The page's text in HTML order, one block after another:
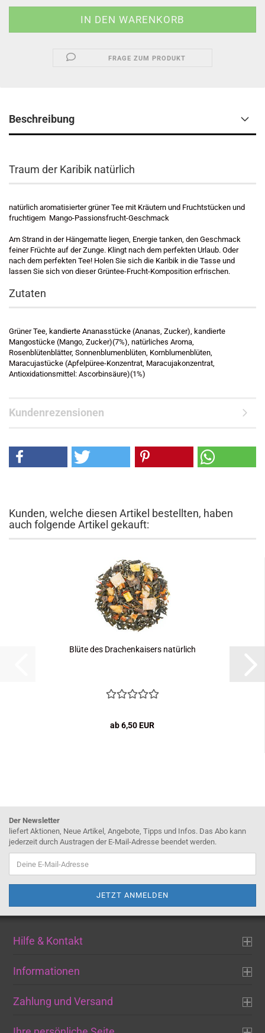
FRAGE ZUM PRODUKT
Beschreibung
Traum der Karibik natürlich
natürlich aromatisierter grüner Tee mit Kräutern und Fruchtstücken und
fruchtigem Mango-Passionsfrucht-Geschmack
Am Strand in der Hängematte liegen, Energie tanken, den Geschmack
feiner Früchte auf der Zunge. Klingt nach dem perfekten Urlaub. Oder
nach dem perfekten Tee! Holen Sie sich die Karibik in die Tasse und
lassen Sie sich von dieser Grüntee-Frucht-Komposition erfrischen.
Zutaten
Grüner Tee, kandierte Ananasstücke (Ananas, Zucker), kandierte
Mangostücke (Mango, Zucker)(7%), natürliches Aroma,
Rosenblütenblätter, Sonnenblumenblüten, Kornblumenblüten,
Maracujastücke (Apfelpüree-Konzentrat, Maracujakonzentrat,
Antioxidationsmittel: Ascorbinsäure)(1%)
Kundenrezensionen
Kunden, welche diesen Artikel bestellten, haben
auch folgende Artikel gekauft:
Blüte des Drachenkaisers natürlich
ab 6,50 EUR
Der Newsletter
liefert Aktionen, Neue Artikel, Angebote, Tipps und Infos. Das Abo kann
jederzeit durch Austragen der E-Mail-Adresse beendet werden.
Hilfe & Kontakt
Informationen
Zahlung und Versand